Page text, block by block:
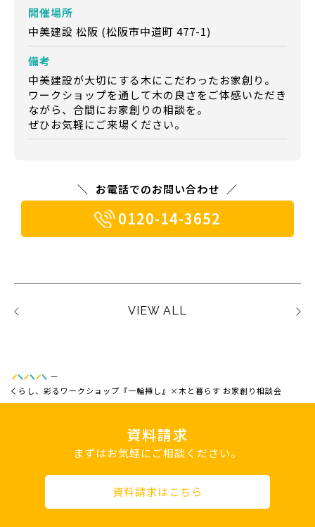
開催場所
中美建設 松阪 (松阪市中道町 477-1)
備考
中美建設が大切にする木にこだわったお家創り。
ワークショップを通して木の良さをご体感いただき
ながら、合間にお家創りの相談を。
ぜひお気軽にご来場ください。
お電話でのお問い合わせ
0120-14-3652
VIEW ALL
—
くらし、彩るワークショップ『一輪挿し』×木と暮らす お家創り相談会
資料請求
まずはお気軽にご相談ください。
資料請求はこちら